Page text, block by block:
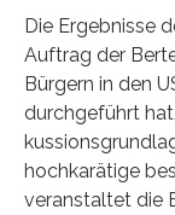
Die Ergebnisse
Auftrag der
Bürgern in den
durchgeführt
hochkarätige
veranstaltet die